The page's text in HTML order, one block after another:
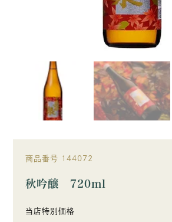
商品番号 144072
秋吟醸 720ml
当店特別価格